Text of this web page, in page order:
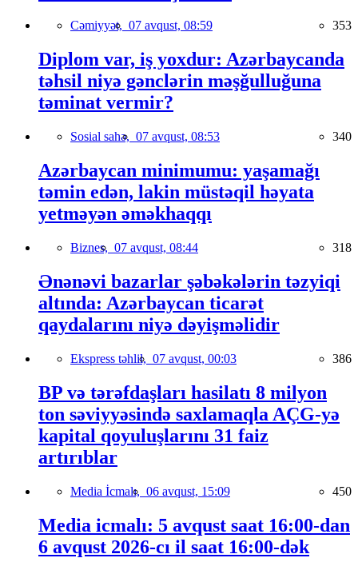
Cəmiyyət, 07 avqust, 08:59 353
Diplom var, iş yoxdur: Azərbaycanda
təhsil niyə gənclərin məşğulluğuna
təminat vermir?
Sosial sahə, 07 avqust, 08:53 340
Azərbaycan minimumu: yaşamağı
təmin edən, lakin müstəqil həyata
yetməyən əməkhaqqı
Biznes, 07 avqust, 08:44 318
Ənənəvi bazarlar şəbəkələrin təzyiqi
altında: Azərbaycan ticarət
qaydalarını niyə dəyişməlidir
Ekspress təhlil, 07 avqust, 00:03 386
BP və tərəfdaşları hasilatı 8 milyon
ton səviyyəsində saxlamaqla AÇG-yə
kapital qoyuluşlarını 31 faiz
artırıblar
Media İcmalı, 06 avqust, 15:09 450
Media icmalı: 5 avqust saat 16:00-dan
6 avqust 2026-cı il saat 16:00-dək